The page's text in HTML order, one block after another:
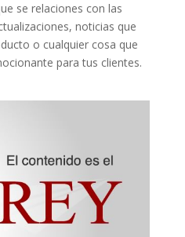
se relaciones con las
noticias que
o cualquier cosa que
para tus clientes.